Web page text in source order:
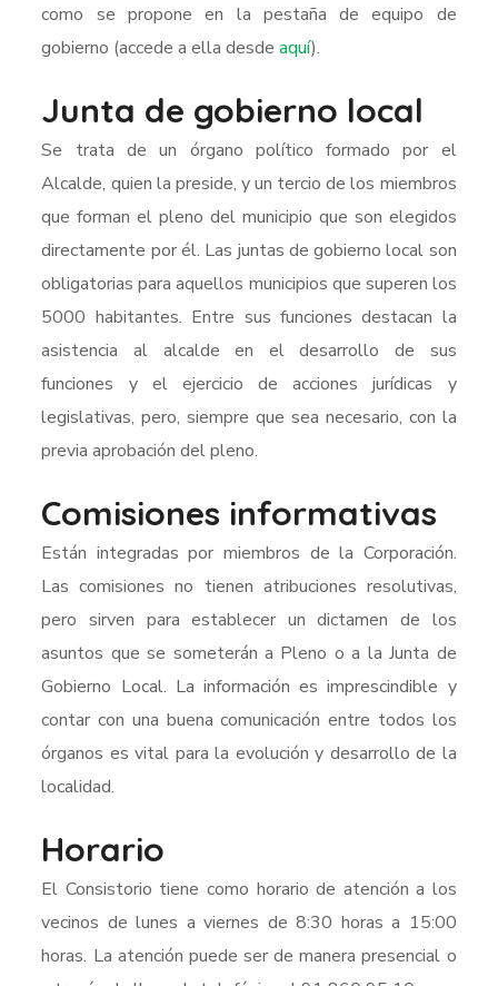
como se propone en la pestaña de equipo de
gobierno (accede a ella desdeaquí).
Junta de gobierno local
Se trata de un órgano político formado por el
Alcalde, quien la preside, y un tercio de los miembros
que forman el pleno del municipio que son elegidos
directamente por él. Las juntas de gobierno local son
obligatorias para aquellos municipios que superen los
5000 habitantes. Entre sus funciones destacan la
asistencia al alcalde en el desarrollo de sus
funciones y el ejercicio de acciones jurídicas y
legislativas, pero, siempre que sea necesario, con la
previa aprobación del pleno.
Comisiones informativas
Están integradas por miembros de la Corporación.
Las comisiones no tienen atribuciones resolutivas,
pero sirven para establecer un dictamen de los
asuntos que se someterán a Pleno o a la Junta de
Gobierno Local. La información es imprescindible y
contar con una buena comunicación entre todos los
órganos es vital para la evolución y desarrollo de la
localidad.
Horario
El Consistorio tiene como horario de atención a los
vecinos de lunes a viernes de 8:30 horas a 15:00
horas. La atención puede ser de manera presencial o